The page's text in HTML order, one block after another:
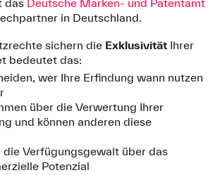
das Deutsche Marken- und Patentamt
in Deutschland.
sichern die ExklusivitätIhrer
bedeutet das:
wer Ihre Erfindung wann nutzen
über die Verwertung Ihrer
und können anderen diese
die Verfügungsgewalt über das
Potenzial